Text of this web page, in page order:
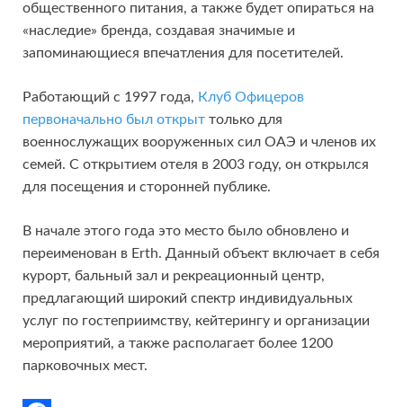
общественного питания, а также будет опираться на
«наследие» бренда, создавая значимые и
запоминающиеся впечатления для посетителей.
Работающий с 1997 года, Клуб Офицеров
первоначально был открыт только для
военнослужащих вооруженных сил ОАЭ и членов их
семей. С открытием отеля в 2003 году, он открылся
для посещения и сторонней публике.
В начале этого года это место было обновлено и
переименован в Erth. Данный объект включает в себя
курорт, бальный зал и рекреационный центр,
предлагающий широкий спектр индивидуальных
услуг по гостеприимству, кейтерингу и организации
мероприятий, а также располагает более 1200
парковочных мест.